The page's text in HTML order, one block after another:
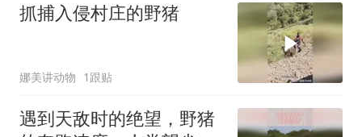
抓捕入侵村庄的野猪
娜美讲动物 1跟贴
遇到天敌时的绝望，野猪